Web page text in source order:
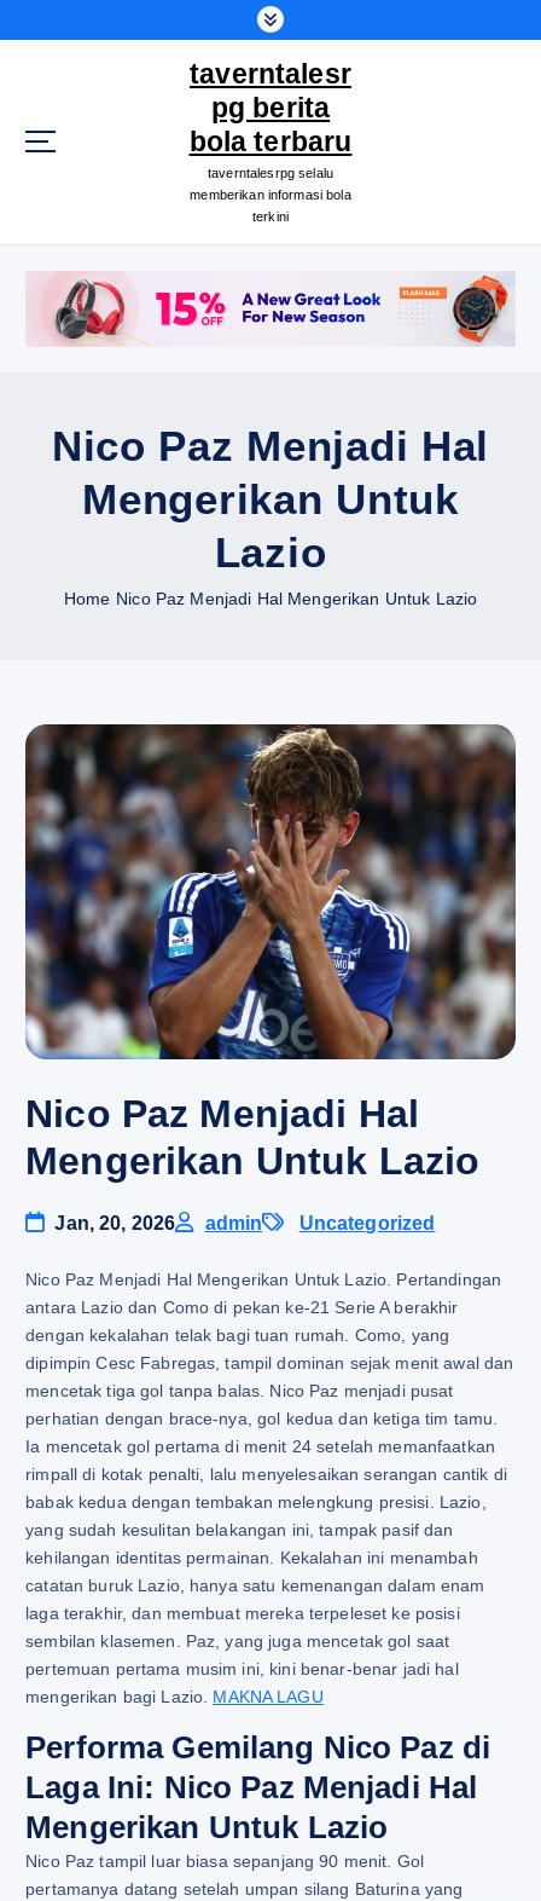
k
taverntalesr
pg berita
bola terbaru
taverntalesrpg selalu
memberikan informasi bola
terkini
Nico Paz Menjadi Hal
Mengerikan Untuk
Lazio
Home Nico Paz Menjadi Hal Mengerikan Untuk Lazio
Nico Paz Menjadi Hal
Mengerikan Untuk Lazio
Jan, 20, 2026 admin Uncategorized
Nico Paz Menjadi Hal Mengerikan Untuk Lazio. Pertandingan
antara Lazio dan Como di pekan ke-21 Serie A berakhir
dengan kekalahan telak bagi tuan rumah. Como, yang
dipimpin Cesc Fabregas, tampil dominan sejak menit awal dan
mencetak tiga gol tanpa balas. Nico Paz menjadi pusat
perhatian dengan brace-nya, gol kedua dan ketiga tim tamu.
Ia mencetak gol pertama di menit 24 setelah memanfaatkan
rimpall di kotak penalti, lalu menyelesaikan serangan cantik di
babak kedua dengan tembakan melengkung presisi. Lazio,
yang sudah kesulitan belakangan ini, tampak pasif dan
kehilangan identitas permainan. Kekalahan ini menambah
catatan buruk Lazio, hanya satu kemenangan dalam enam
laga terakhir, dan membuat mereka terpeleset ke posisi
sembilan klasemen. Paz, yang juga mencetak gol saat
pertemuan pertama musim ini, kini benar-benar jadi hal
mengerikan bagi Lazio. MAKNA LAGU
Performa Gemilang Nico Paz di
Laga Ini: Nico Paz Menjadi Hal
Mengerikan Untuk Lazio
Nico Paz tampil luar biasa sepanjang 90 menit. Gol
pertamanya datang setelah umpan silang Baturina yang